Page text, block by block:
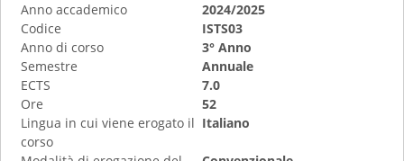
Anno accademico
2024/2025
Codice
ISTS03
Anno di corso
3° Anno
Semestre
Annuale
ECTS
7.0
Ore
52
Lingua in cui viene erogato il
corso
Italiano